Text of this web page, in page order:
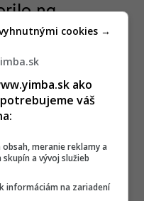
na
2019?
projekty
ako
váš
meranie reklamy a
a vývoj služieb
informáciám na zariadení
cookies →